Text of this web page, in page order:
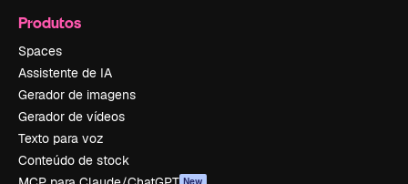
Produtos
Spaces
Assistente de IA
Gerador de imagens
Gerador de vídeos
Texto para voz
Conteúdo de stock